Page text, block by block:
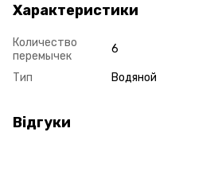
Характеристики
Количество
перемычек
6
Тип Водяной
Відгуки